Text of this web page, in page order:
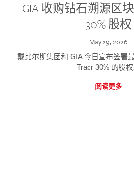
GIA 收购钻石溯源区
30% 股权
May 29, 2026
戴比尔斯集团和 GIA 今日宣布签署
Tracr 30% 的股权
阅读更多